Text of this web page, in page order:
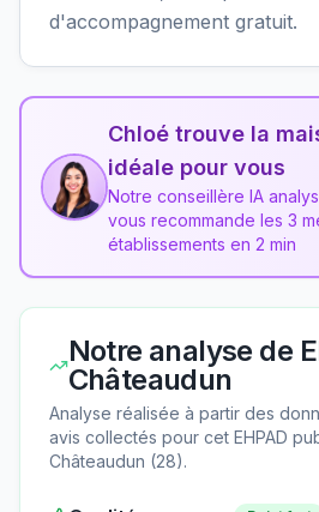
d'accompagnement gratuit.
Chloé trouve la
idéale pour vous
Notre conseillère IA
vous recommande les 3
établissements en 2 min
Notre analyse de
Châteaudun
Analyse réalisée à partir des
avis collectés pour cet EHPAD
Châteaudun (28).